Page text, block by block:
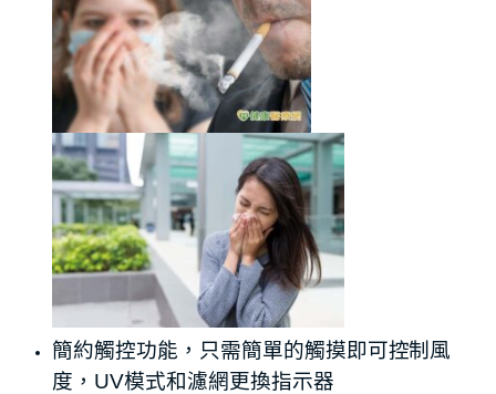
簡約觸控功能，只需簡單的觸摸即可控制風
度，UV模式和濾網更換指示器